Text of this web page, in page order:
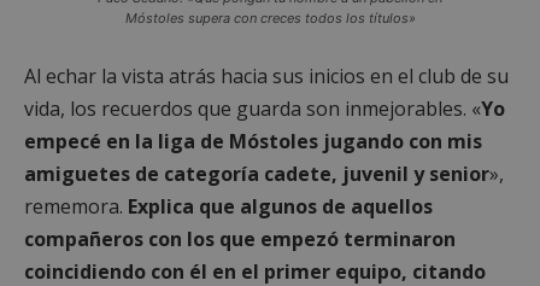
Móstoles supera con creces todos los títulos»
Al echar la vista atrás hacia sus inicios en el club de su
vida, los recuerdos que guarda son inmejorables. «Yo
empecé en la liga de Móstoles jugando con mis
amiguetes de categoría cadete, juvenil y senior»,
rememora. Explica que algunos de aquellos
compañeros con los que empezó terminaron
coincidiendo con él en el primer equipo, citando